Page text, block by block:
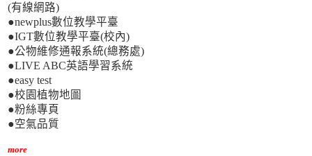
(有線網路)
●newplus數位教學平臺
●IGT數位教學平臺(校內)
●公物維修通報系統(總務處)
●LIVE ABC英語學習系統
●easy test
●校園植物地圖
●粉絲專頁
●空氣品質
more